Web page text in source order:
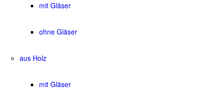
mit Gläser
ohne Gläser
aus Holz
mit Gläser